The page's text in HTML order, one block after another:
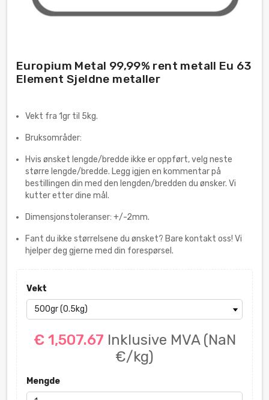
Europium Metal 99,99% rent metall Eu 63
Element Sjeldne metaller
Vekt fra 1gr til 5kg.
Bruksområder:
Hvis ønsket lengde/bredde ikke er oppført, velg neste
større lengde/bredde. Legg igjen en kommentar på
bestillingen din med den lengden/bredden du ønsker. Vi
kutter etter dine mål.
Dimensjonstoleranser: +/-2mm.
Fant du ikke størrelsene du ønsket? Bare kontakt oss! Vi
hjelper deg gjerne med din forespørsel.
Vekt
€ 1,507.67 Inklusive MVA (NaN
€/kg)
Mengde